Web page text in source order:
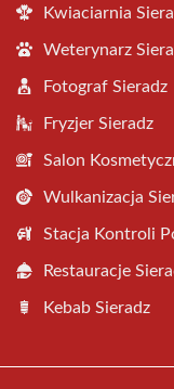
Kwiaciarnia
Weterynarz
Fotograf Sieradz
Fryzjer Sieradz
Salon
Wulkanizacja
Stacja Kontroli
Restauracje
Kebab Sieradz